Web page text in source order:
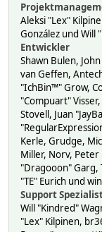
Aleksi "Lex"
González und Will
Entwickler
Shawn Bulen,
van Geffen,
"IchBin™" Grow,
"Compuart" Visser,
Stovell, Juan
Kerle, Grudge,
Miller, Norv, Peter
"Dragooon"
"TE" Eurich und
Support
Will "Kindred"
"Lex" Kilpinen,